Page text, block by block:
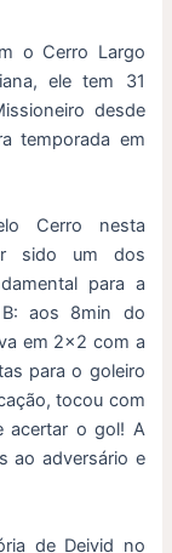
o Cerro Largo
ele tem 31
desde
temporada em
Cerro nesta
sido um dos
para a
aos 8min do
em 2×2 com a
para o goleiro
tocou com
acertar o gol! A
ao adversário e
de Deivid no